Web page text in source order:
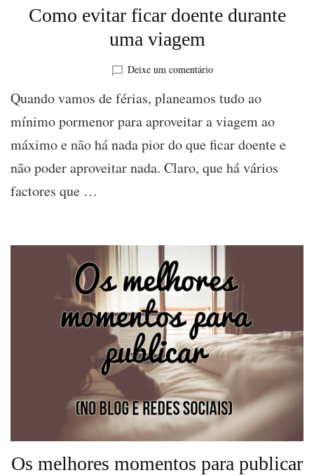
Como evitar ficar doente durante
uma viagem
Deixe um comentáriosobre
evitar
doente
durante
viagem
Quando vamos de férias, planeamos tudo ao
mínimo pormenor para aproveitar a viagem ao
máximo e não há nada pior do que ficar doente e
não poder aproveitar nada. Claro, que há vários
factores que …
Os melhores momentos para publicar